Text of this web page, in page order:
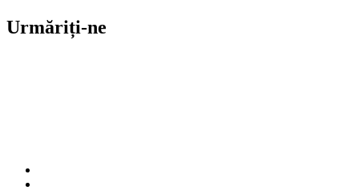
Urmăriți-ne